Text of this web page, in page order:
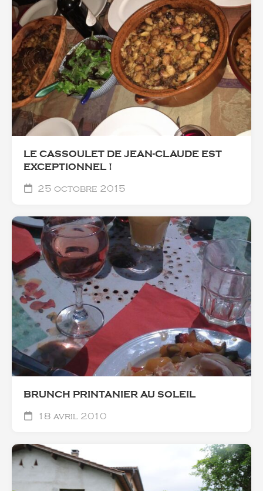
LE CASSOULET DE JEAN-CLAUDE EST
EXCEPTIONNEL !
25 octobre 2015
BRUNCH PRINTANIER AU SOLEIL
18 avril 2010